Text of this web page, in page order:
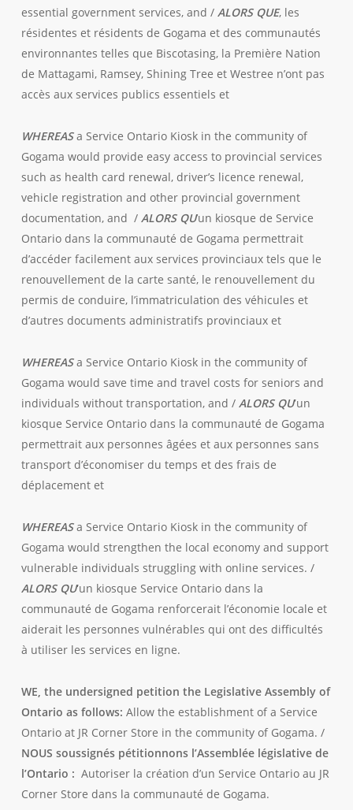
essential government services, and / ALORS QUE, les
résidentes et résidents de Gogama et des communautés
environnantes telles que Biscotasing, la Première Nation
de Mattagami, Ramsey, Shining Tree et Westree n’ont pas
accès aux services publics essentiels et
WHEREASa Service Ontario Kiosk in the community of
Gogama would provide easy access to provincial services
such as health card renewal, driver’s licence renewal,
vehicle registration and other provincial government
documentation, and / ALORS QU’un kiosque de Service
Ontario dans la communauté de Gogama permettrait
d’accéder facilement aux services provinciaux tels que le
renouvellement de la carte santé, le renouvellement du
permis de conduire, l’immatriculation des véhicules et
d’autres documents administratifs provinciaux et
WHEREASa Service Ontario Kiosk in the community of
Gogama would save time and travel costs for seniors and
individuals without transportation, and / ALORS QU’un
kiosque Service Ontario dans la communauté de Gogama
permettrait aux personnes âgées et aux personnes sans
transport d’économiser du temps et des frais de
déplacement et
WHEREASa Service Ontario Kiosk in the community of
Gogama would strengthen the local economy and support
vulnerable individuals struggling with online services. /
ALORS QU‘un kiosque Service Ontario dans la
communauté de Gogama renforcerait l’économie locale et
aiderait les personnes vulnérables qui ont des difficultés
à utiliser les services en ligne.
WE, the undersigned petition the Legislative Assembly of
Ontario as follows: Allow the establishment of a Service
Ontario at JR Corner Store in the community of Gogama. /
NOUS soussignés pétitionnons l’Assemblée législative de
l’Ontario : Autoriser la création d’un Service Ontario au JR
Corner Store dans la communauté de Gogama.